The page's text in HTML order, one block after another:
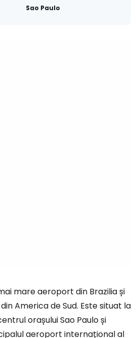
Sao Paulo
mare aeroport din Brazilia și
America de Sud. Este situat la
orașului Sao Paulo și
aeroport internațional al